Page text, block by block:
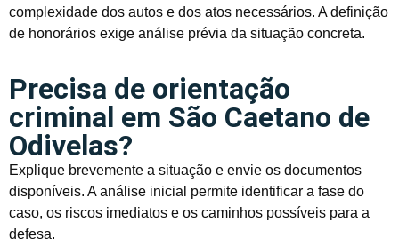
complexidade dos autos e dos atos necessários. A definição
de honorários exige análise prévia da situação concreta.
Precisa de orientação
criminal em São Caetano de
Odivelas?
Explique brevemente a situação e envie os documentos
disponíveis. A análise inicial permite identificar a fase do
caso, os riscos imediatos e os caminhos possíveis para a
defesa.